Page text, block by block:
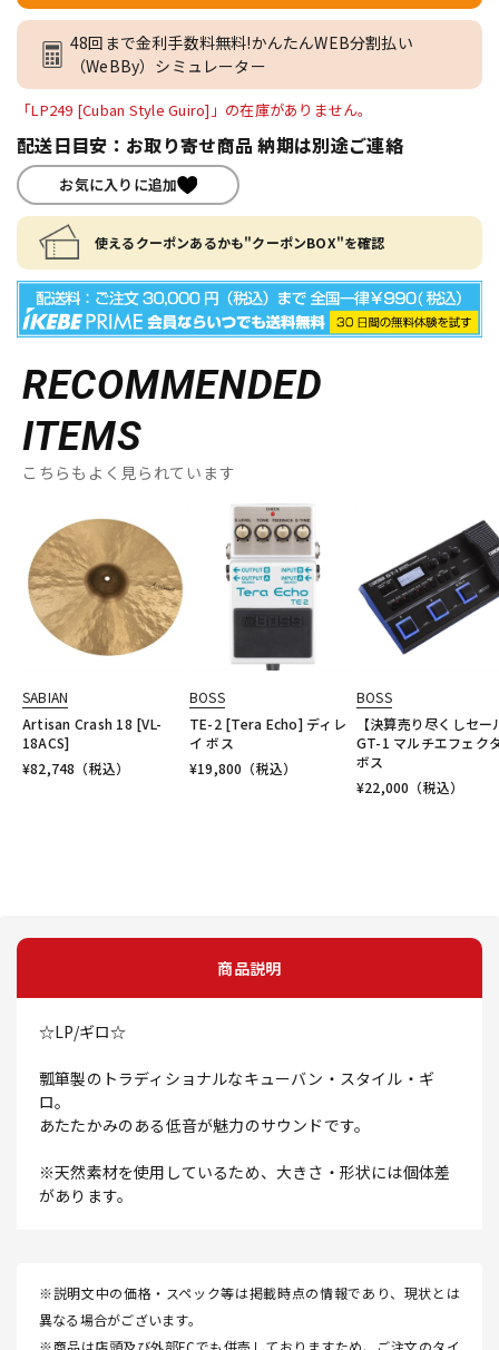
48回まで金利手数料無料!かんたんWEB分割払い
（WeBBy）シミュレーター
「LP249 [Cuban Style Guiro]」の在庫がありません。
配送日目安：お取り寄せ商品 納期は別途ご連絡
お気に入りに追加
使えるクーポンあるかも"クーポンBOX"を確認
RECOMMENDED
ITEMS
こちらもよく見られています
SABIAN
Artisan Crash 18 [VL-
18ACS]
¥82,748 （税込）
BOSS
TE-2 [Tera Echo] ディレ
イ ボス
¥19,800 （税込）
BOSS
【決算売り尽くしセー
GT-1 マルチエフェク
ボス
¥22,000 （税込）
商品説明
☆LP/ギロ☆
瓢箪製のトラディショナルなキューバン・スタイル・ギ
ロ。
あたたかみのある低音が魅力のサウンドです。
※天然素材を使用しているため、大きさ・形状には個体差
があります。
※説明文中の価格・スペック等は掲載時点の情報であり、現状とは
異なる場合がございます。